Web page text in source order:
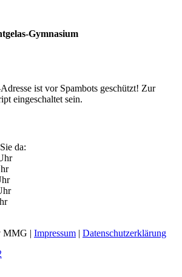
Gymnasium
ist vor Spambots geschützt! Zur
eingeschaltet sein.
da:
MMG | Impressum | Datenschutzerklärung